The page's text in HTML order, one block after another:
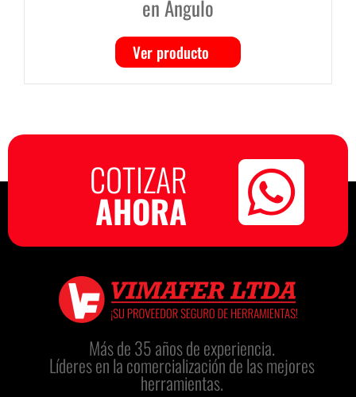
COTIZAR
AHORA
Más de 35 años de experiencia.
Líderes en la comercialización de las mejores
herramientas.